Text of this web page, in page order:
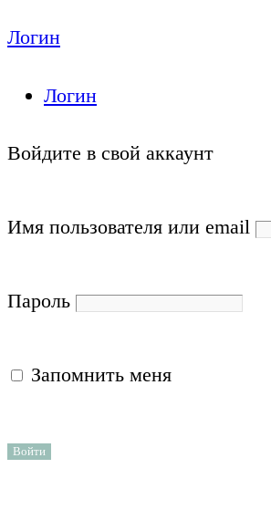
Логин
Логин
Войдите в свой аккаунт
Имя пользователя или email
Пароль
Запомнить меня